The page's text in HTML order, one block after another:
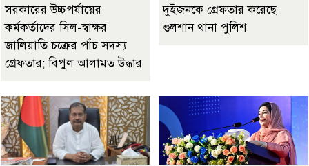
সরকারের উচ্চপর্যায়ের
কর্মকর্তাদের সিল-স্বাক্ষর
জালিয়াতি চক্রের পাঁচ সদস্য
গ্রেফতার; বিপুল আলামত উদ্ধার
দুইজনকে গ্রেফতার করেছে
গুলশান থানা পুলিশ